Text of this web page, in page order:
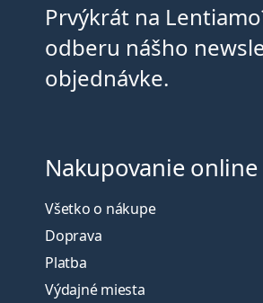
Prvýkrát na
odberu nášho
objednávke.
Nakupovanie online
Všetko o nákupe
Doprava
Platba
Výdajné miesta